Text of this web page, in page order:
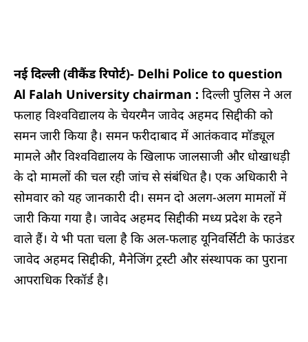
नई दिल्ली (वीकैंड रिपोर्ट)- Delhi Police to question
Al Falah University chairman : दिल्ली पुलिस ने अल
फलाह विश्वविद्यालय के चेयरमैन जावेद अहमद सिद्दीकी को
समन जारी किया है। समन फरीदाबाद में आतंकवाद मॉड्यूल
मामले और विश्वविद्यालय के खिलाफ जालसाजी और धोखाधड़ी
के दो मामलों की चल रही जांच से संबंधित है। एक अधिकारी ने
सोमवार को यह जानकारी दी। समन दो अलग-अलग मामलों में
जारी किया गया है। जावेद अहमद सिद्दीकी मध्य प्रदेश के रहने
वाले हैं। ये भी पता चला है कि अल-फलाह यूनिवर्सिटी के फाउंडर
जावेद अहमद सिद्दीकी, मैनेजिंग ट्रस्टी और संस्थापक का पुराना
आपराधिक रिकॉर्ड है।